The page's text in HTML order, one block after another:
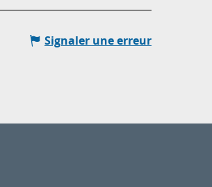
Signaler une erreur